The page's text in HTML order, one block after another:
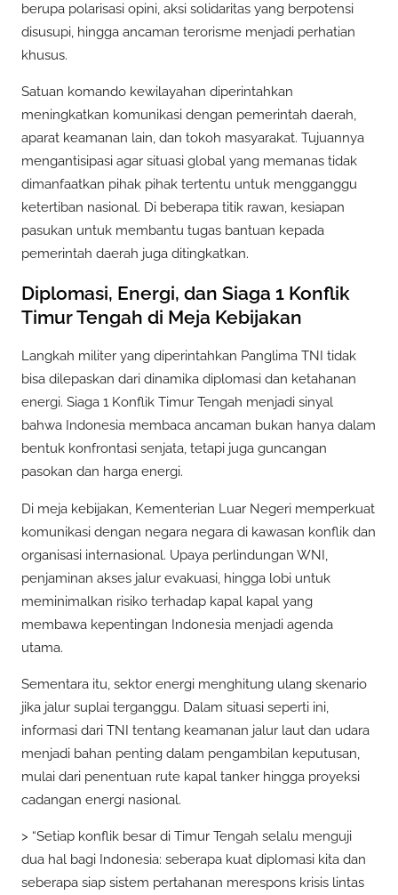
berupa polarisasi opini, aksi solidaritas yang berpotensi
disusupi, hingga ancaman terorisme menjadi perhatian
khusus.
Satuan komando kewilayahan diperintahkan
meningkatkan komunikasi dengan pemerintah daerah,
aparat keamanan lain, dan tokoh masyarakat. Tujuannya
mengantisipasi agar situasi global yang memanas tidak
dimanfaatkan pihak pihak tertentu untuk mengganggu
ketertiban nasional. Di beberapa titik rawan, kesiapan
pasukan untuk membantu tugas bantuan kepada
pemerintah daerah juga ditingkatkan.
Diplomasi, Energi, dan Siaga 1 Konflik
Timur Tengah di Meja Kebijakan
Langkah militer yang diperintahkan Panglima TNI tidak
bisa dilepaskan dari dinamika diplomasi dan ketahanan
energi. Siaga 1 Konflik Timur Tengah menjadi sinyal
bahwa Indonesia membaca ancaman bukan hanya dalam
bentuk konfrontasi senjata, tetapi juga guncangan
pasokan dan harga energi.
Di meja kebijakan, Kementerian Luar Negeri memperkuat
komunikasi dengan negara negara di kawasan konflik dan
organisasi internasional. Upaya perlindungan WNI,
penjaminan akses jalur evakuasi, hingga lobi untuk
meminimalkan risiko terhadap kapal kapal yang
membawa kepentingan Indonesia menjadi agenda
utama.
Sementara itu, sektor energi menghitung ulang skenario
jika jalur suplai terganggu. Dalam situasi seperti ini,
informasi dari TNI tentang keamanan jalur laut dan udara
menjadi bahan penting dalam pengambilan keputusan,
mulai dari penentuan rute kapal tanker hingga proyeksi
cadangan energi nasional.
> “Setiap konflik besar di Timur Tengah selalu menguji
dua hal bagi Indonesia: seberapa kuat diplomasi kita dan
seberapa siap sistem pertahanan merespons krisis lintas